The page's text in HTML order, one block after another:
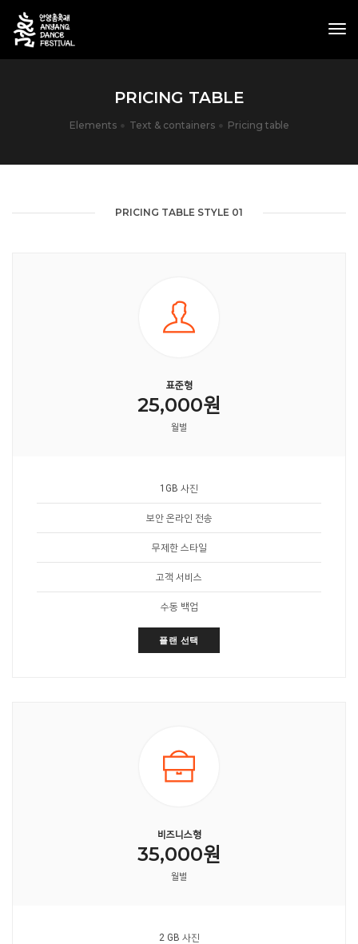
PRICING TABLE
Elements Text & containers Pricing table
PRICING TABLE STYLE 01
표준형
25,000원
월별
1GB 사진
보안 온라인 전송
무제한 스타일
고객 서비스
수동 백업
플랜 선택
비즈니스형
35,000원
월별
2 GB 사진